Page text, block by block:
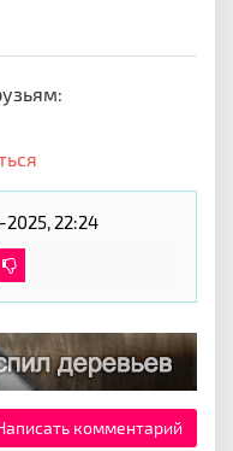
2025, 22:24
комментарий